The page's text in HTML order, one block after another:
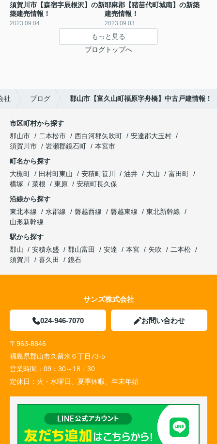
須賀川市【森宿字辰根沢】の新
築建売情報！
2023.09.04
耶麻郡【猪苗代町城南】の新築
建売情報！
2023.09.03
もっと見る
ブログトップへ
社 ブログ 郡山市【富久山町福原字舟橋】中古戸建情報！
市区町村から探す
郡山市
二本松市 西白河郡矢吹町
安達郡大玉村
須賀川市
岩瀬郡鏡石町
本宮市
町名から探す
大槻町
田村町東山 安積町笹川 油井 大山
富田町
横塚
菜根 東原
安積町長久保
沿線から探す
東北本線
水郡線 磐越西線 磐越東線
東北新幹線
山形新幹線
駅から探す
郡山
安積永盛 郡山富田 安達 本宮 矢吹
二本松
須賀川
喜久田 鏡石
サンズ株式会社
024-946-7070 お問い合わせ
〒963-8846
福島県郡山市久留米６丁目73-5
営業時間： 09：30～18：30
定休日： 火・水曜日、夏季休暇、年末年始